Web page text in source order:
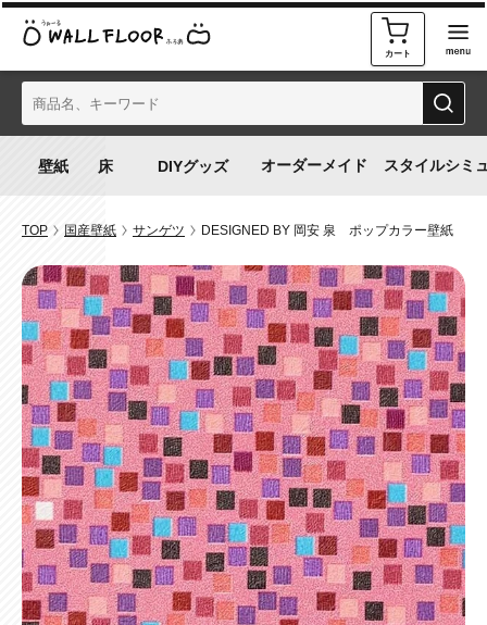
カート
オーダーメイド スタイルシミ
TOP 国産壁紙 サンゲツ DESIGNED BY 岡安 泉 ポップカラー壁紙